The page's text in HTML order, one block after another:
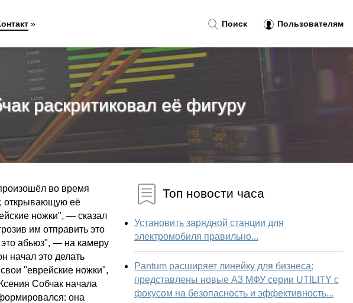
раскритиковал её фигуру
во время
открывающую её
ножки", — сказал
им отправить это
абьюз", — на камеру
начал это делать
"еврейские ножки",
Собчак начала
она
Топ новости часа
Установить зарядной станции для
электромобиля правильно...
Pantum расширяет линейку для бизнеса:
представлены новые А3 МФУ серии UTILITY с
фокусом на безопасность и эффективность...
Поиск Пользователям
»